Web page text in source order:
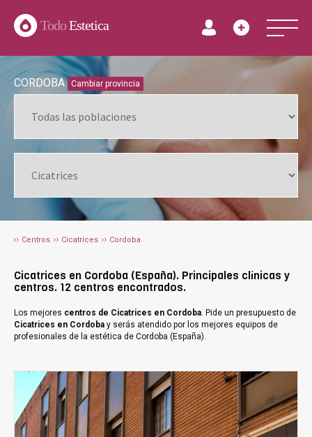
TodoEstetica
CORDOBA Cambiar provincia
Centros Cicatrices Cordoba
Cicatrices en Cordoba (España). Principales clínicas y
centros. 12 centros encontrados.
Los mejores centros de Cicatrices en Cordoba. Pide un presupuesto de
Cicatrices en Cordoba y serás atendido por los mejores equipos de
profesionales de la estética de Cordoba (España).